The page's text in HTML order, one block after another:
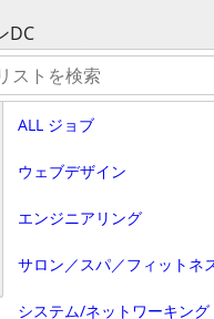
DC
ALL ジョブ
ウェブデザイン
エンジニアリング
サロン／スパ／フィットネ
システム/ネットワーキング